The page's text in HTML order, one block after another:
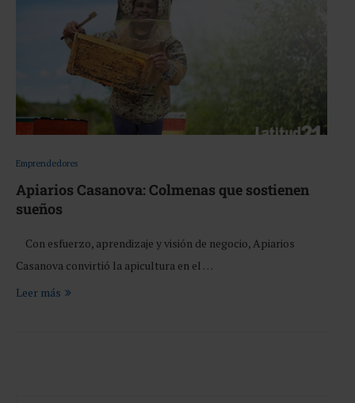
Emprendedores
Apiarios Casanova: Colmenas que sostienen
sueños
Con esfuerzo, aprendizaje y visión de negocio, Apiarios
Casanova convirtió la apicultura en el …
Leer más